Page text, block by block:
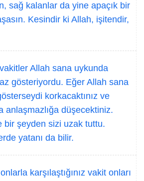
sağ kalanlar da yine apaçık bir
Kesindir ki Allah, işitendir,
Allah sana uykunda
gösteriyordu. Eğer Allah sana
korkacaktınız ve
anlaşmazlığa düşecektiniz.
bir şeyden sizi uzak tuttu.
yatanı da bilir.
karşılaştığınız vakit onları